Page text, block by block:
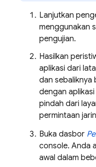
Lanjutkan
menggunakan
pengujian.
Hasilkan
aplikasi dari
dan sebaliknya
dengan
pindah dari
permintaan
Buka dasbor
console. Anda
awal dalam